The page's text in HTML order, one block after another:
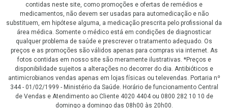
contidas neste site, como promoções e ofertas de remédios e
medicamentos, não devem ser usadas para automedicação e não
substituem, em hipótese alguma, a medicação prescrita pelo profissional da
área médica. Somente o médico está em condições de diagnosticar
qualquer problema de saúde e prescrever o tratamento adequado. Os
preços e as promoções são válidos apenas para compras via internet. As
fotos contidas em nosso site são meramente ilustrativas. *Preços e
disponibilidade sujeitos a alterações no decorrer do dia. Antibióticos e
antimicrobianos vendas apenas em lojas físicas ou televendas. Portaria nº
344 - 01/02/1999 - Ministério da Saúde. Horário de funcionamento Central
de Vendas e Atendimento ao Cliente 4020 4404 ou 0800 282 10 10 de
domingo a domingo das 08h00 às 20h00.